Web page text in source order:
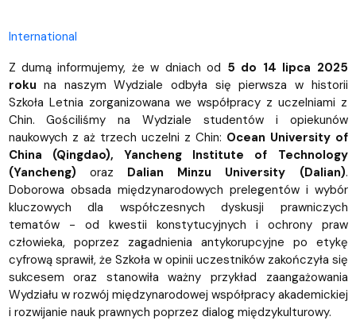
International
Z dumą informujemy, że w dniach od 5 do 14 lipca 2025
rokuna naszym Wydziale odbyła się pierwsza w historii
Szkoła Letnia zorganizowana we współpracy z uczelniami z
Chin. Gościliśmy na Wydziale studentów i opiekunów
naukowych z aż trzech uczelni z Chin: Ocean University of
China (Qingdao), Yancheng Institute of Technology
(Yancheng) oraz Dalian Minzu University (Dalian).
Doborowa obsada międzynarodowych prelegentów i wybór
kluczowych dla współczesnych dyskusji prawniczych
tematów - od kwestii konstytucyjnych i ochrony praw
człowieka, poprzez zagadnienia antykorupcyjne po etykę
cyfrową sprawił, że Szkoła w opinii uczestników zakończyła się
sukcesem oraz stanowiła ważny przykład zaangażowania
Wydziału w rozwój międzynarodowej współpracy akademickiej
i rozwijanie nauk prawnych poprzez dialog międzykulturowy.